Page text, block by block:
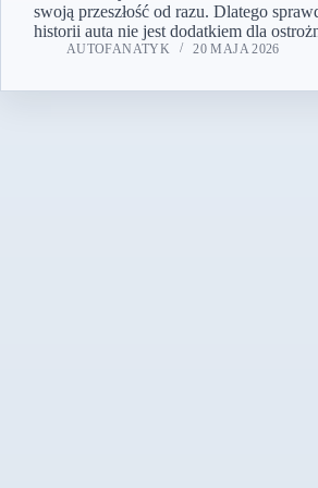
swoją przeszłość od razu. Dlatego
historii auta nie jest dodatkiem dla
AUTOFANATYK 20 MAJA 2026